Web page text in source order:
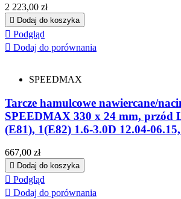
Cena
2 223,00 zł
 Dodaj do koszyka
 Podgląd
 Dodaj do porównania
SPEEDMAX
Tarcze hamulcowe nawiercane/
SPEEDMAX 330 x 24 mm, przód
(E81), 1(E82) 1.6-3.0D 12.04-
Cena
667,00 zł
 Dodaj do koszyka
 Podgląd
 Dodaj do porównania